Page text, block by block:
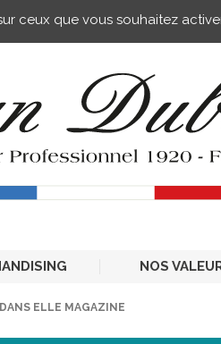
NOS
ELLE MAGAZINE
ceux que vous souhaitez